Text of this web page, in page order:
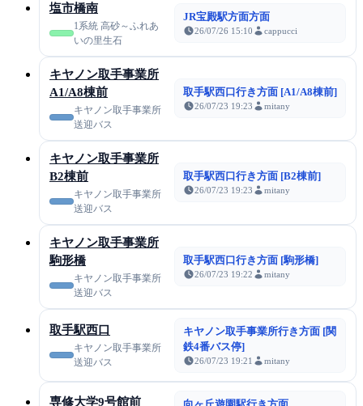
塩市橋南
1系統 高砂～ふれあ
いの里生石
JR宝殿駅方面方面
26/07/26 15:10 cappucci
キヤノン取手事業所
A1/A8棟前
キヤノン取手事業所
送迎バス
取手駅西口行き方面 [A1/A8棟前]
26/07/23 19:23 mitany
キヤノン取手事業所
B2棟前
キヤノン取手事業所
送迎バス
取手駅西口行き方面 [B2棟前]
26/07/23 19:23 mitany
キヤノン取手事業所
駒形橋
キヤノン取手事業所
送迎バス
取手駅西口行き方面 [駒形橋]
26/07/23 19:22 mitany
取手駅西口
キヤノン取手事業所
送迎バス
キヤノン取手事業所行き方面 [関
鉄4番バス停]
26/07/23 19:21 mitany
専修大学9号館前